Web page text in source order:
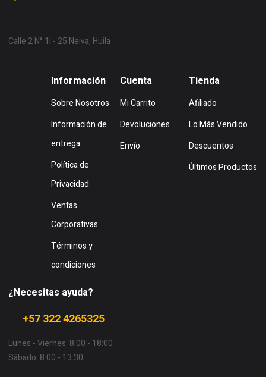
Calle 2 N° 1i - 25 Neiva, Huila
Información
Sobre Nosotros
Información de
entrega
Política de
Privacidad
Ventas
Corporativas
Términos y
condiciones
Cuenta
Mi Carrito
Devoluciones
Envío
Tienda
Afiliado
Lo Más Vendido
Descuentos
Últimos Productos
¿Necesitas ayuda?
+57 322 4265325
Lunes - Viernes: 8:00 - 18:00
Sábado: 8:00 - 13:30